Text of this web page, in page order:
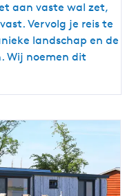
aan vaste wal zet,
Vervolg je reis te
landschap en de
Wij noemen dit